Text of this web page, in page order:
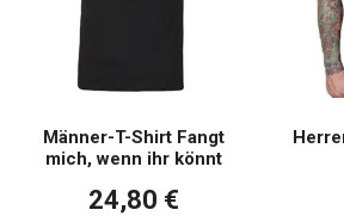
Männer-T-Shirt Fangt
mich, wenn ihr könnt
24,80 €